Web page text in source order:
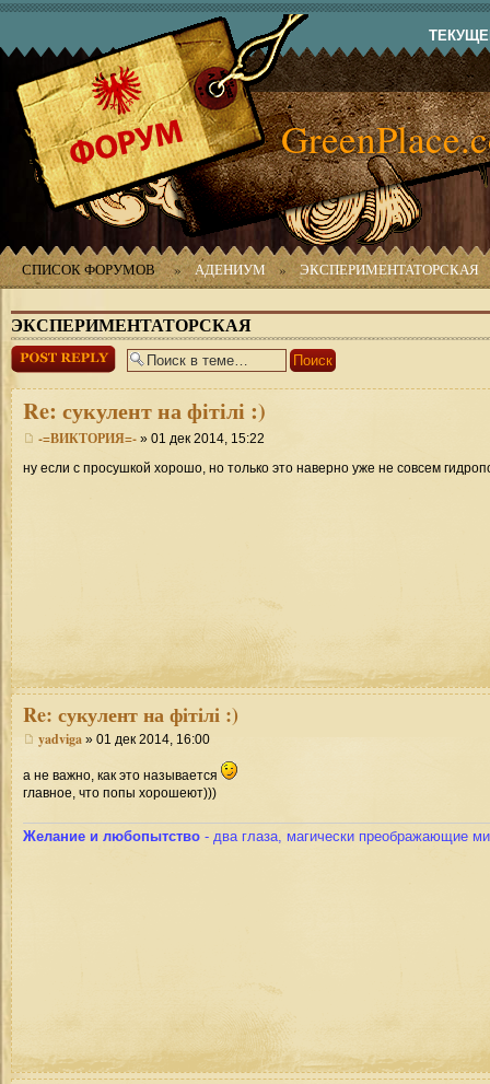
СПИСОК ФОРУМОВ » АДЕНИУМ » ЭКСПЕРИМЕНТАТОРСКАЯ
ЭКСПЕРИМЕНТАТОРСКАЯ
Ответить
Re: сукулент на фітілі :)
-=ВИКТОРИЯ=- » 01 дек 2014, 15:22
ну если с просушкой хорошо, но только это наверно уже не совсем
Re: сукулент на фітілі :)
yadviga » 01 дек 2014, 16:00
а не важно, как это называется
главное, что попы хорошеют)))
Желание и любопытство - два глаза, магически преображающие